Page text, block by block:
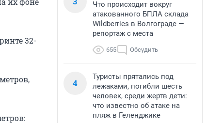
32-
Что происходит вокруг
атакованного БПЛА склада
Wildberries в Волгограде —
репортаж с места
655 Обсудить
4
Туристы прятались под
лежаками, погибли шесть
человек, среди жертв дети:
что известно об атаке на
пляж в Геленджике